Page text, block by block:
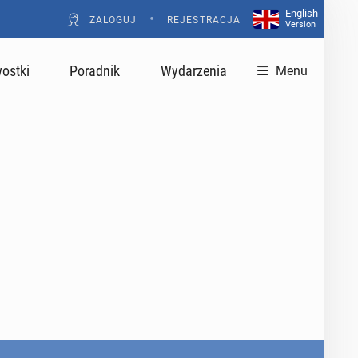
ZALOGUJ • REJESTRACJA
English
Version
Poradnik Wydarzenia Menu